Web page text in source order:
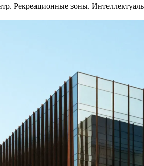
Рекреационные зоны.